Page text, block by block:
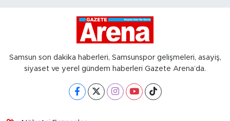
Samsun son dakika haberleri, Samsunspor gelişmeleri, asayiş,
siyaset ve yerel gündem haberleri Gazete Arena’da.